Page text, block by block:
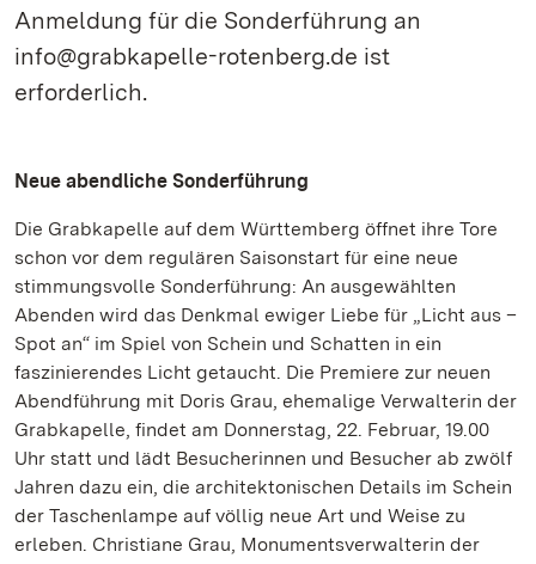
Anmeldung für die Sonderführung an
info@grabkapelle-rotenberg.de ist
erforderlich.
Neue abendliche Sonderführung
Die Grabkapelle auf dem Württemberg öffnet ihre Tore
schon vor dem regulären Saisonstart für eine neue
stimmungsvolle Sonderführung: An ausgewählten
Abenden wird das Denkmal ewiger Liebe für „Licht aus –
Spot an“ im Spiel von Schein und Schatten in ein
faszinierendes Licht getaucht. Die Premiere zur neuen
Abendführung mit Doris Grau, ehemalige Verwalterin der
Grabkapelle, findet am Donnerstag, 22. Februar, 19.00
Uhr statt und lädt Besucherinnen und Besucher ab zwölf
Jahren dazu ein, die architektonischen Details im Schein
der Taschenlampe auf völlig neue Art und Weise zu
erleben. Christiane Grau, Monumentsverwalterin der